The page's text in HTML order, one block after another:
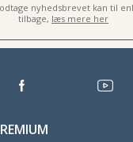
nyhedsbrevet kan til
tilbage, læs mere her